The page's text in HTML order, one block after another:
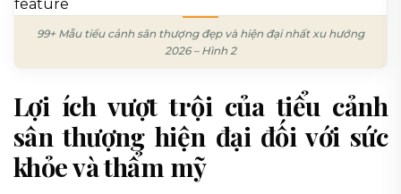
99+ Mẫu tiểu cảnh sân thượng đẹp và hiện đại nhất xu hướng
2026 – Hình 2
Lợi ích vượt trội của tiểu cảnh
sân thượng hiện đại đối với sức
khỏe và thẩm mỹ